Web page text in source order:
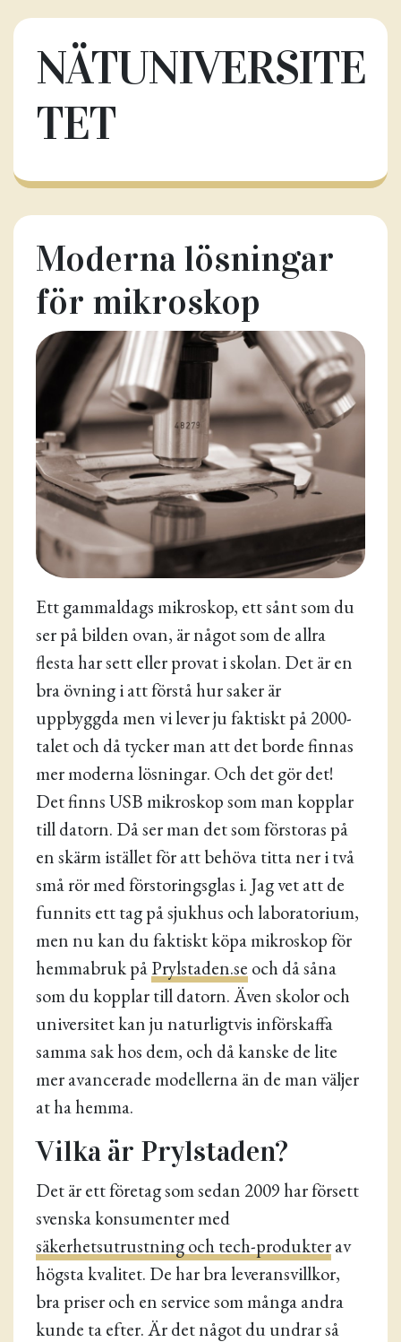
NÄTUNIVERSITE
TET
Moderna lösningar
för mikroskop
Ett gammaldags mikroskop, ett sånt som du
ser på bilden ovan, är något som de allra
flesta har sett eller provat i skolan. Det är en
bra övning i att förstå hur saker är
uppbyggda men vi lever ju faktiskt på 2000-
talet och då tycker man att det borde finnas
mer moderna lösningar. Och det gör det!
Det finns USB mikroskop som man kopplar
till datorn. Då ser man det som förstoras på
en skärm istället för att behöva titta ner i två
små rör med förstoringsglas i. Jag vet att de
funnits ett tag på sjukhus och laboratorium,
men nu kan du faktiskt köpa mikroskop för
hemmabruk påPrylstaden.se och då såna
som du kopplar till datorn. Även skolor och
universitet kan ju naturligtvis införskaffa
samma sak hos dem, och då kanske de lite
mer avancerade modellerna än de man väljer
at ha hemma.
Vilka är Prylstaden?
Det är ett företag som sedan 2009 har försett
svenska konsumenter med
säkerhetsutrustning och tech-produkterav
högsta kvalitet. De har bra leveransvillkor,
bra priser och en service som många andra
kunde ta efter. Är det något du undrar så